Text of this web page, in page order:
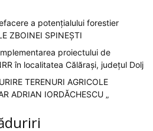
a potențialului forestier
ZBOINEI SPINEȘTI
proiectului de
în localitatea Călărași, județul Dolj
TERENURI AGRICOLE
ADRIAN IORDĂCHESCU „